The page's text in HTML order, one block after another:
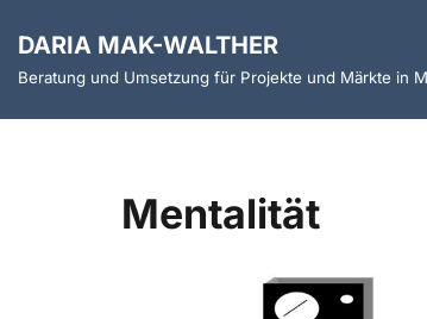
springen
DARIA MAK-WALTHER
Beratung und Umsetzung für Projekte und Märkte in
Mentalität